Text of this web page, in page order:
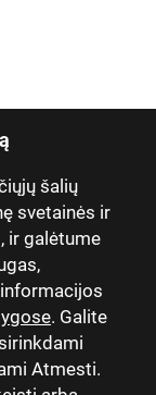
šalių
svetainės ir
ir galėtume
. Galite
Atmesti.